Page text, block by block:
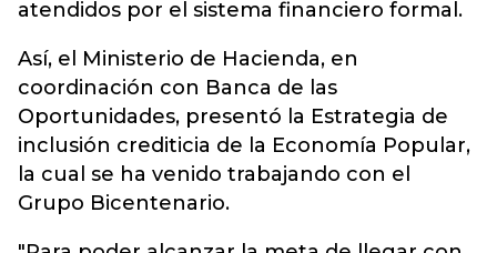
atendidos por el sistema financiero formal.
Así, el Ministerio de Hacienda, en
coordinación con Banca de las
Oportunidades, presentó la Estrategia de
inclusión crediticia de la Economía Popular,
la cual se ha venido trabajando con el
Grupo Bicentenario.